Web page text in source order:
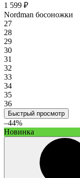
1 599 ₽
Nordman босоножки
27
28
29
30
31
32
33
34
35
36
Быстрый просмотр
–44%
Новинка